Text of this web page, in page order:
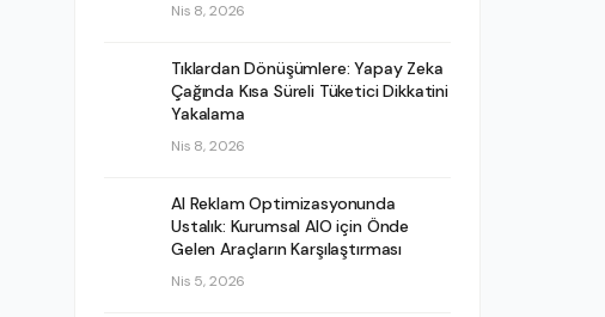
Nis 8, 2026
Tıklardan Dönüşümlere: Yapay Zeka
Çağında Kısa Süreli Tüketici Dikkatini
Yakalama
Nis 8, 2026
AI Reklam Optimizasyonunda
Ustalık: Kurumsal AIO için Önde
Gelen Araçların Karşılaştırması
Nis 5, 2026